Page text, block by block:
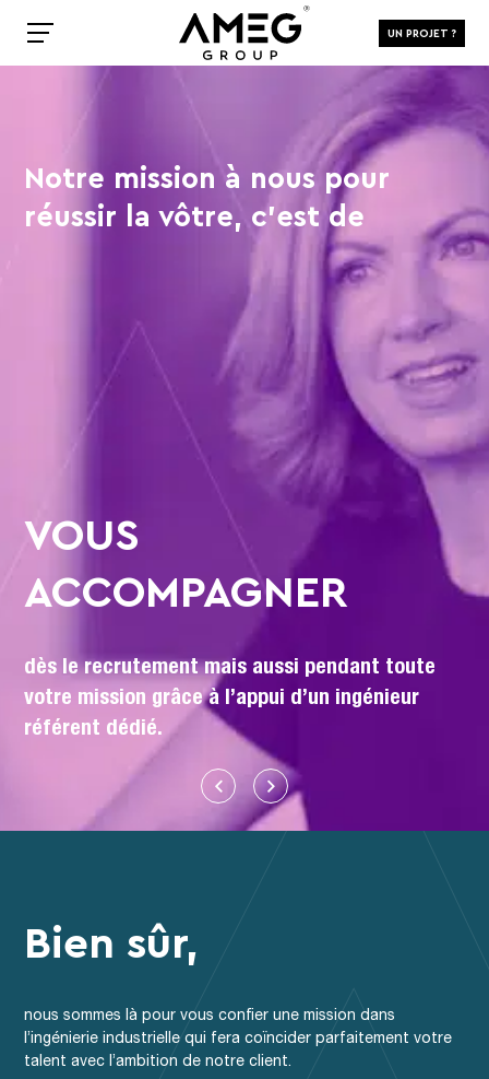
UN PROJET ?
Notre mission à nous pour
réussir la vôtre, c’est de
pendant toute
ingénieur
VOUS
VALEUR
pour souligner toutes vos
mais toujours dans un
transparence aux belles
Bien sûr,
nous sommes là pour vous confier une mission dans
l’ingénierie industrielle qui fera coïncider parfaitement votre
talent avec l’ambition de notre client.